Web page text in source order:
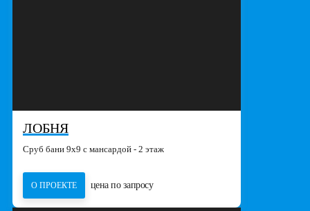
ЛОБНЯ
Сруб бани 9х9 с мансардой - 2 этаж
О ПРОЕКТЕ цена по запросу